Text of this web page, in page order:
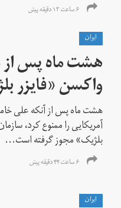
۶ ساعت ۱۳ دقیقه پیش
ايران
هشت ماه پس از
واکسن «فایزر
هشت ماه پس از آنکه علی
آمریکایی را ممنوع کرد،
بلژیک» مجوز گرفته است...
۶ ساعت ۴۴ دقیقه پیش
ايران